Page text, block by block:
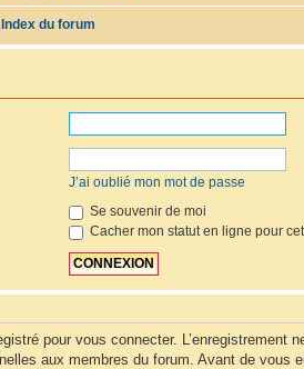
Index du forum
J’ai oublié mon mot de passe
Se souvenir de moi
Cacher mon statut en ligne pour
pour vous connecter. L’enregistrement
aux membres du forum. Avant de vous